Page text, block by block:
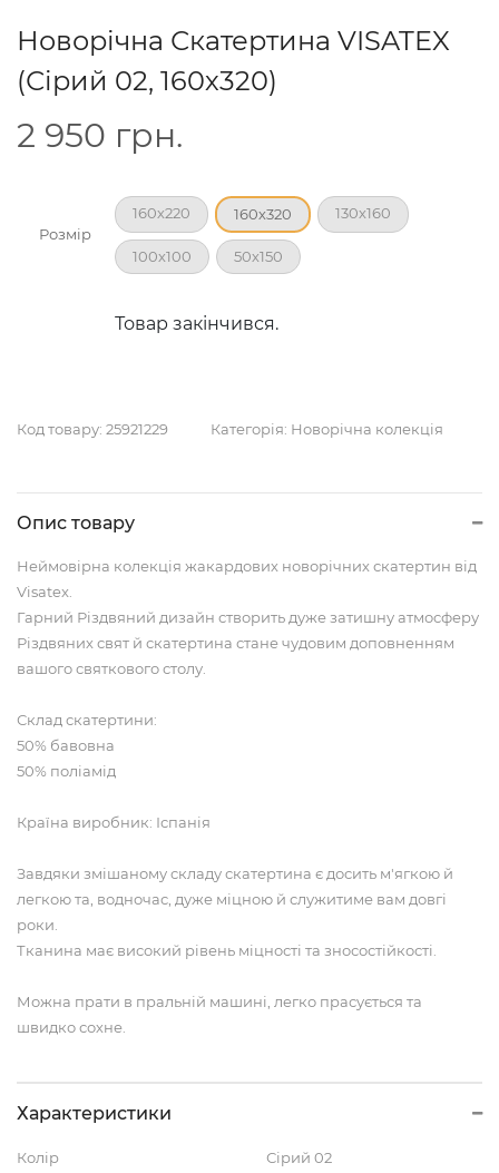
Новорічна Скатертина VISATEX
(Сірий 02, 160х320)
2 950 грн.
Розмір
160х220 160х320 130х160
100х100 50х150
Товар закінчився.
Код товару: 25921229 Категорія: Новорічна колекція
Опис товару
Неймовірна колекція жакардових новорічних скатертин від
Visatex.
Гарний Різдвяний дизайн створить дуже затишну атмосферу
Різдвяних свят й скатертина стане чудовим доповненням
вашого святкового столу.
Склад скатертини:
50% бавовна
50% поліамід
Країна виробник: Іспанія
Завдяки змішаному складу скатертина є досить м'ягкою й
легкою та, водночас, дуже міцною й служитиме вам довгі
роки.
Тканина має високий рівень міцності та зносостійкості.
Можна прати в пральній машині, легко прасується та
швидко сохне.
Характеристики
Колір
Сірий 02